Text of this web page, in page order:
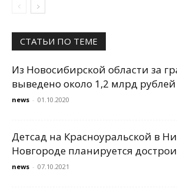
СТАТЬИ ПО ТЕМЕ
Из Новосибирской области за
выведено около 1,2 млрд рублей
news - 01.10.2020
Детсад на Красноуральской в
Новгороде планируется
news - 07.10.2021